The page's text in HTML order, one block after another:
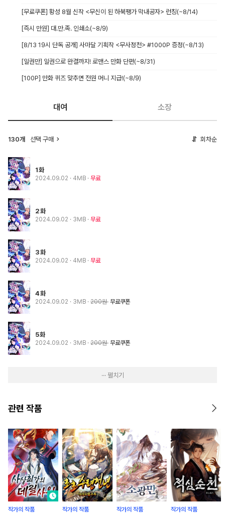
[무료쿠폰] 황성 8월 신작 <무신이 된 하북팽가 막내공자> 런칭(~8/14)
[즉시 만원] 대.만.족. 인쇄소(~8/9)
[8/13 19시 단독 공개] 사마달 기획작 <무사정천> #1000P 증정(~8/13)
[일권만] 일권으로 완결까지! 로맨스 만화 단편(~8/31)
[100P] 만화 퀴즈 맞추면 전원 머니 지급!(~8/9)
대여 소장
130개 선택 구매 회차순
1화
2024.09.02 · 4MB 무료
2화
2024.09.02 · 3MB 무료
3화
2024.09.02 · 4MB 무료
4화
2024.09.02 · 3MB 200원 무료쿠폰
5화
2024.09.02 · 3MB 200원 무료쿠폰
··· 펼치기
관련 작품
작가의 작품 작가의 작품 작가의 작품 작가의 작품